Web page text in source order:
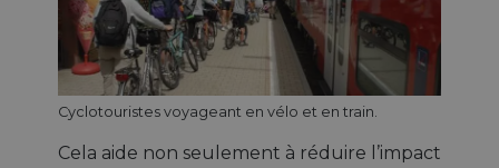
Cyclotouristes voyageant en vélo et en train.
Cela aide non seulement à réduire l’impact